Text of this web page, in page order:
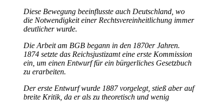
Diese Bewegung beeinflusste auch Deutschland, wo
die Notwendigkeit einer Rechtsvereinheitlichung immer
deutlicher wurde.
Die Arbeit am BGB begann in den 1870er Jahren.
1874 setzte das Reichsjustizamt eine erste Kommission
ein, um einen Entwurf für ein bürgerliches Gesetzbuch
zu erarbeiten.
Der erste Entwurf wurde 1887 vorgelegt, stieß aber auf
breite Kritik, da er als zu theoretisch und wenig